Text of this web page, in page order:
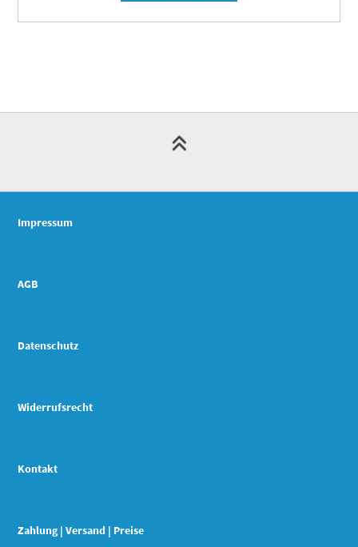
Impressum
AGB
Datenschutz
Widerrufsrecht
Kontakt
Zahlung | Versand | Preise